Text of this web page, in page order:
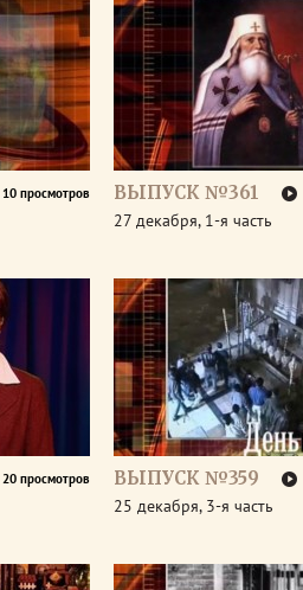
10 просмотров ВЫПУСК №361
27 декабря, 1-я часть
20 просмотров ВЫПУСК №359
25 декабря, 3-я часть